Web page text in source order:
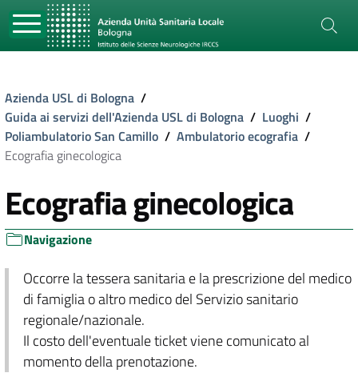
Azienda USL di Bologna /
Guida ai servizi dell'Azienda USL di Bologna / Luoghi /
Poliambulatorio San Camillo / Ambulatorio ecografia /
Ecografia ginecologica
Ecografia ginecologica
Navigazione
Occorre la tessera sanitaria e la prescrizione del medico
di famiglia o altro medico del Servizio sanitario
regionale/nazionale.
Il costo dell'eventuale ticket viene comunicato al
momento della prenotazione.